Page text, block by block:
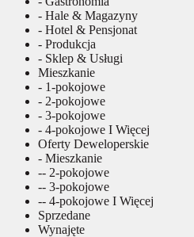
- Hale & Magazyny
- Hotel & Pensjonat
- Produkcja
- Sklep & Usługi
Mieszkanie
- 1-pokojowe
- 2-pokojowe
- 3-pokojowe
- 4-pokojowe I Więcej
Oferty Deweloperskie
- Mieszkanie
-- 2-pokojowe
-- 3-pokojowe
-- 4-pokojowe I Więcej
Sprzedane
Wynajęte